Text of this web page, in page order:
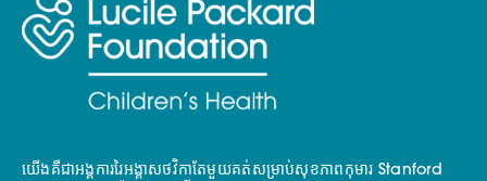
យើងគឺជាអង្គការរៃអង្គាសថវិកាតែមួយគត់សម្រាប់សុខភាពកុមារ Stanford